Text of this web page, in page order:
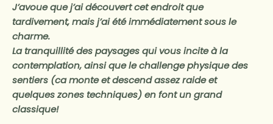
J’avoue que j’ai découvert cet endroit que
tardivement, mais j’ai été immédiatement sous le
charme.
La tranquillité des paysages qui vous incite à la
contemplation, ainsi que le challenge physique des
sentiers (ca monte et descend assez raide et
quelques zones techniques) en font un grand
classique!